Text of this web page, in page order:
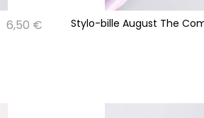
6,50 € Stylo-bille August The